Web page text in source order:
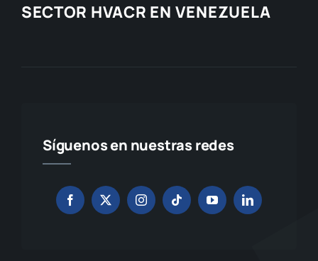
SECTOR HVACR EN VENEZUELA
Síguenos en nuestras redes